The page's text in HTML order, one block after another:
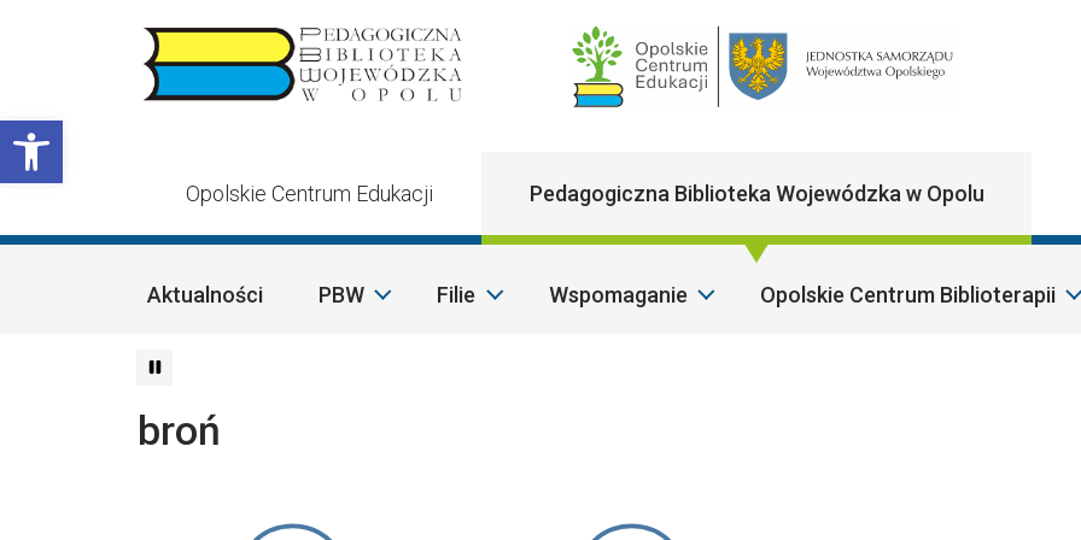
Otwórz pasek narzędzi
Main
Opolskie Centrum Edukacji Pedagogiczna Biblioteka Wojewódzka w Opolu
Aktualności PBW Filie Wspomaganie Opolskie Centrum Biblioterapii
broń